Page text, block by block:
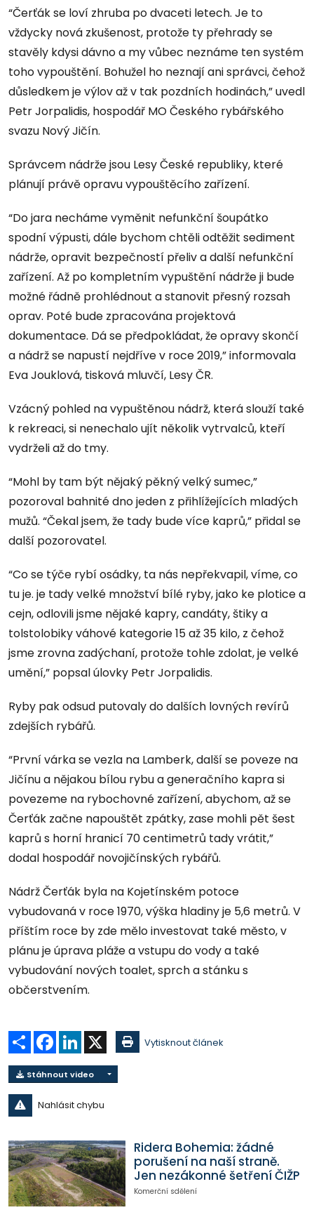
“Čerťák se loví zhruba po dvaceti letech. Je to
vždycky nová zkušenost, protože ty přehrady se
stavěly kdysi dávno a my vůbec neznáme ten systém
toho vypouštění. Bohužel ho neznají ani správci, čehož
důsledkem je výlov až v tak pozdních hodinách,” uvedl
Petr Jorpalidis, hospodář MO Českého rybářského
svazu Nový Jičín.
Správcem nádrže jsou Lesy České republiky, které
plánují právě opravu vypouštěcího zařízení.
“Do jara necháme vyměnit nefunkční šoupátko
spodní výpusti, dále bychom chtěli odtěžit sediment
nádrže, opravit bezpečností přeliv a další nefunkční
zařízení. Až po kompletním vypuštění nádrže ji bude
možné řádně prohlédnout a stanovit přesný rozsah
oprav. Poté bude zpracována projektová
dokumentace. Dá se předpokládat, že opravy skončí
a nádrž se napustí nejdříve v roce 2019,” informovala
Eva Jouklová, tisková mluvčí, Lesy ČR.
Vzácný pohled na vypuštěnou nádrž, která slouží také
k rekreaci, si nenechalo ujít několik vytrvalců, kteří
vydrželi až do tmy.
“Mohl by tam být nějaký pěkný velký sumec,”
pozoroval bahnité dno jeden z přihlížejících mladých
mužů. “Čekal jsem, že tady bude více kaprů,” přidal se
další pozorovatel.
“Co se týče rybí osádky, ta nás nepřekvapil, víme, co
tu je. je tady velké množství bílé ryby, jako ke plotice a
cejn, odlovili jsme nějaké kapry, candáty, štiky a
tolstolobiky váhové kategorie 15 až 35 kilo, z čehož
jsme zrovna zadýchaní, protože tohle zdolat, je velké
umění,” popsal úlovky Petr Jorpalidis.
Ryby pak odsud putovaly do dalších lovných revírů
zdejších rybářů.
“První várka se vezla na Lamberk, další se poveze na
Jičínu a nějakou bílou rybu a generačního kapra si
povezeme na rybochovné zařízení, abychom, až se
Čerťák začne napouštět zpátky, zase mohli pět šest
kaprů s horní hranicí 70 centimetrů tady vrátit,”
dodal hospodář novojičínských rybářů.
Nádrž Čerťák byla na Kojetínském potoce
vybudovaná v roce 1970, výška hladiny je 5,6 metrů. V
příštím roce by zde mělo investovat také město, v
plánu je úprava pláže a vstupu do vody a také
vybudování nových toalet, sprch a stánku s
občerstvením.
Sdílet Facebook
LinkedIn Vytisknout článek
Stáhnout video
Nahlásit chybu
Ridera Bohemia: žádné
porušení na naší straně.
Jen nezákonné šetření ČIŽP
Komerční sdělení